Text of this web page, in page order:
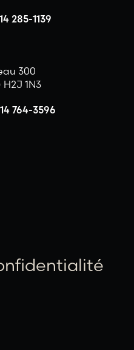
285-1139
300
1N3
764-3596